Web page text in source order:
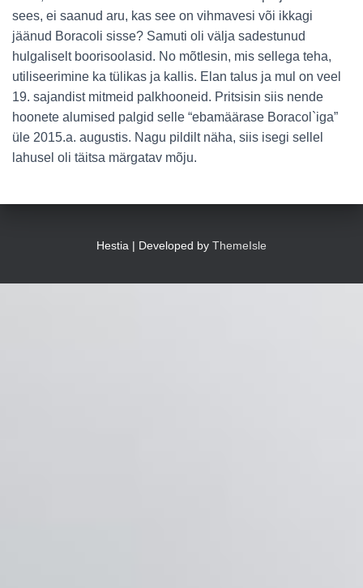
sees, ei saanud aru, kas see on vihmavesi või ikkagi
jäänud Boracoli sisse? Samuti oli välja sadestunud
hulgaliselt boorisoolasid. No mõtlesin, mis sellega teha,
utiliseerimine ka tülikas ja kallis. Elan talus ja mul on veel
19. sajandist mitmeid palkhooneid. Pritsisin siis nende
hoonete alumised palgid selle “ebamäärase Boracol`iga”
üle 2015.a. augustis. Nagu pildilt näha, siis isegi sellel
lahusel oli täitsa märgatav mõju.
Hestia | Developed by ThemeIsle